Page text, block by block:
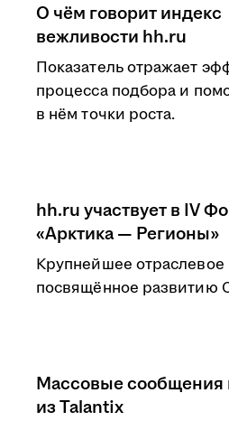
О чём говорит индекс
вежливости hh.ru
Показатель отражает
процесса подбора и
в нём точки роста.
hh.ru участвует в IV
«Арктика — Регионы»
Крупнейшее
посвящённое развитию
Массовые сообщения
из Talantix